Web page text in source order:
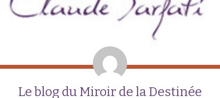
Le blog du Miroir de la Destinée